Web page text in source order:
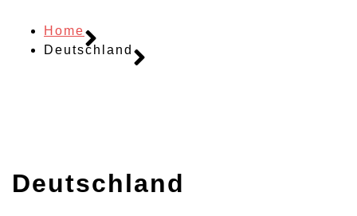
Home
Deutschland
Deutschland